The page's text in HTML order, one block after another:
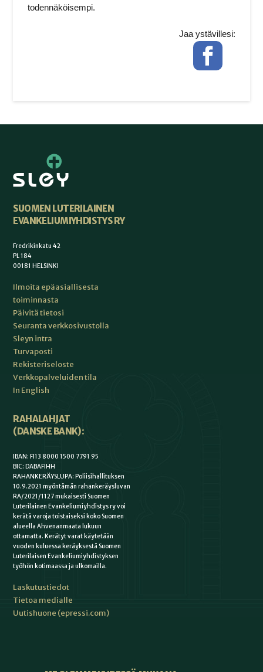
todennäköisempi.
Jaa ystävillesi:
Facebook
SUOMEN LUTERILAINEN
EVANKELIUMIYHDISTYS RY
Fredrikinkatu 42
PL 184
00181 HELSINKI
Ilmoita epäasiallisesta
toiminnasta
Päivitä tietosi
Seuranta verkkosivustolla
Sleyn intra
Turvaposti
Rekisteriseloste
Verkkopalveluiden tila
In English
RAHALAHJAT
(DANSKE BANK):
IBAN: FI13 8000 1500 7791 95
BIC: DABAFIHH
RAHANKERÄYSLUPA: Poliisihallituksen
10.9.2021 myöntämän rahankeräysluvan
RA/2021/1127 mukaisesti Suomen
Luterilainen Evankeliumiyhdistys ry voi
kerätä varoja toistaiseksi koko Suomen
alueella Ahvenanmaata lukuun
ottamatta. Kerätyt varat käytetään
vuoden kuluessa keräyksestä Suomen
Luterilaisen Evankeliumiyhdistyksen
työhön kotimaassa ja ulkomailla.
Laskutustiedot
Tietoa medialle
Uutishuone (epressi.com)